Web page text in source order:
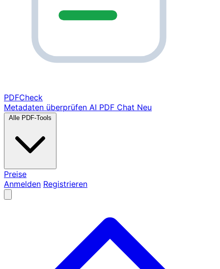
PDFCheck
Metadaten überprüfen AI PDF Chat Neu
Alle PDF-Tools
Preise
Anmelden Registrieren